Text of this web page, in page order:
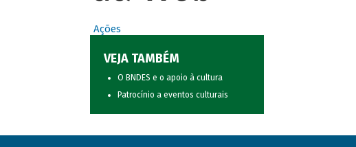
Ações
VEJA TAMBÉM
O BNDES e o apoio à cultura
Patrocínio a eventos culturais